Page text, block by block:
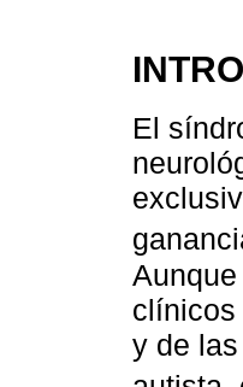
El
clínicos
y de